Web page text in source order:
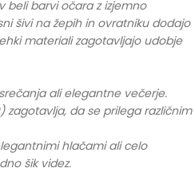
beli barvi očara z izjemno
šivi na žepih in ovratniku dodajo
materiali zagotavljajo udobje
ali elegantne večerje.
da se prilega različnim
hlačami ali celo
šik videz.